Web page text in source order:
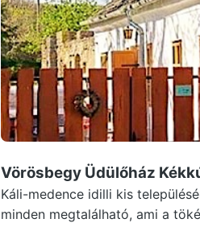
Vörösbegy Üdülőház
Káli-medence idilli kis
minden megtalálható, ami a